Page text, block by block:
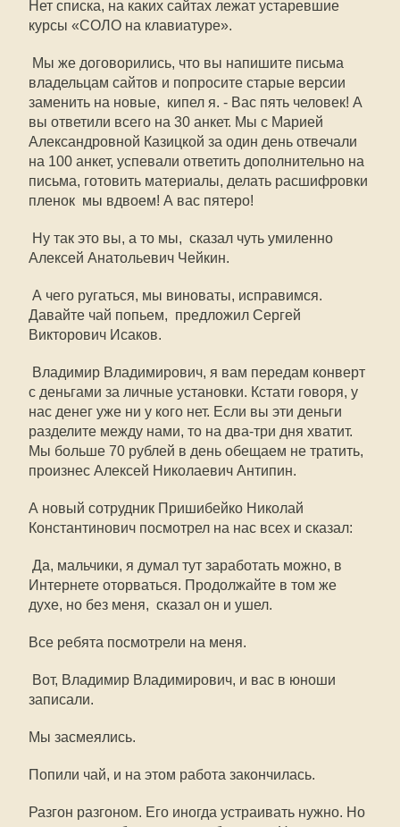
Нет списка, на каких сайтах лежат устаревшие
курсы «СОЛО на клавиатуре».
 Мы же договорились, что вы напишите письма
владельцам сайтов и попросите старые версии
заменить на новые,  кипел я. - Вас пять человек! А
вы ответили всего на 30 анкет. Мы с Марией
Александровной Казицкой за один день отвечали
на 100 анкет, успевали ответить дополнительно на
письма, готовить материалы, делать расшифровки
пленок  мы вдвоем! А вас пятеро!
 Ну так это вы, а то мы,  сказал чуть умиленно
Алексей Анатольевич Чейкин.
 А чего ругаться, мы виноваты, исправимся.
Давайте чай попьем,  предложил Сергей
Викторович Исаков.
 Владимир Владимирович, я вам передам конверт
с деньгами за личные установки. Кстати говоря, у
нас денег уже ни у кого нет. Если вы эти деньги
разделите между нами, то на два-три дня хватит.
Мы больше 70 рублей в день обещаем не тратить, 
произнес Алексей Николаевич Антипин.
А новый сотрудник Пришибейко Николай
Константинович посмотрел на нас всех и сказал:
 Да, мальчики, я думал тут заработать можно, в
Интернете оторваться. Продолжайте в том же
духе, но без меня,  сказал он и ушел.
Все ребята посмотрели на меня.
 Вот, Владимир Владимирович, и вас в юноши
записали.
Мы засмеялись.
Попили чай, и на этом работа закончилась.
Разгон разгоном. Его иногда устраивать нужно. Но